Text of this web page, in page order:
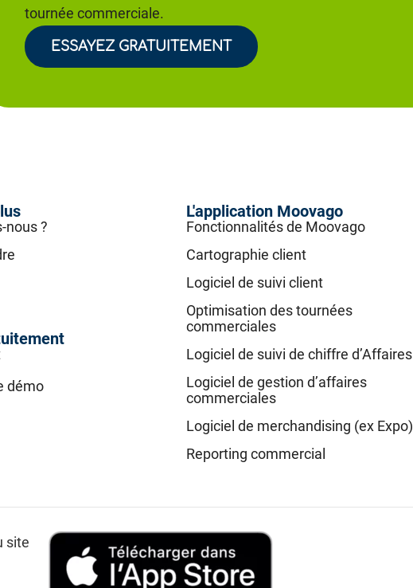
tournée commerciale.
ESSAYEZ GRATUITEMENT
nous ?
démo
L'application Moovago
Fonctionnalités de Moovago
Cartographie client
Logiciel de suivi client
Optimisation des tournées
commerciales
Logiciel de suivi de chiffre d’Affaires
Logiciel de gestion d’affaires
commerciales
Logiciel de merchandising (ex Expo)
Reporting commercial
site